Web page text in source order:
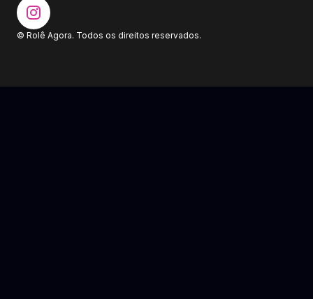
© Rolê Agora. Todos os direitos reservados.